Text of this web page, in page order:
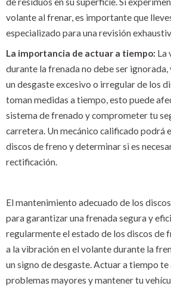
volante al frenar, es importante que
especializado para una revisión
La importancia de actuar a tiempo: La
durante la frenada no debe ser ignorada,
un desgaste excesivo o irregular de los
toman medidas a tiempo, esto puede
sistema de frenado y comprometer tu
carretera. Un mecánico calificado podrá
discos de freno y determinar si es
rectificación.
El mantenimiento adecuado de los
para garantizar una frenada segura y
regularmente el estado de los discos de
a la vibración en el volante durante la
un signo de desgaste. Actuar a tiempo
problemas mayores y mantener tu